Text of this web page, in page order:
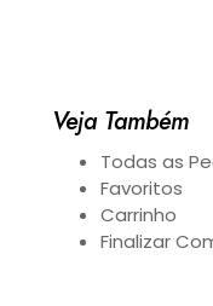
Veja Também
Todas as
Favoritos
Carrinho
Finalizar